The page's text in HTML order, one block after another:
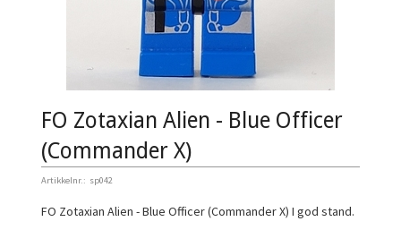
FO Zotaxian Alien - Blue Officer
(Commander X)
Artikkelnr.: sp042
FO Zotaxian Alien - Blue Officer (Commander X) I god stand.